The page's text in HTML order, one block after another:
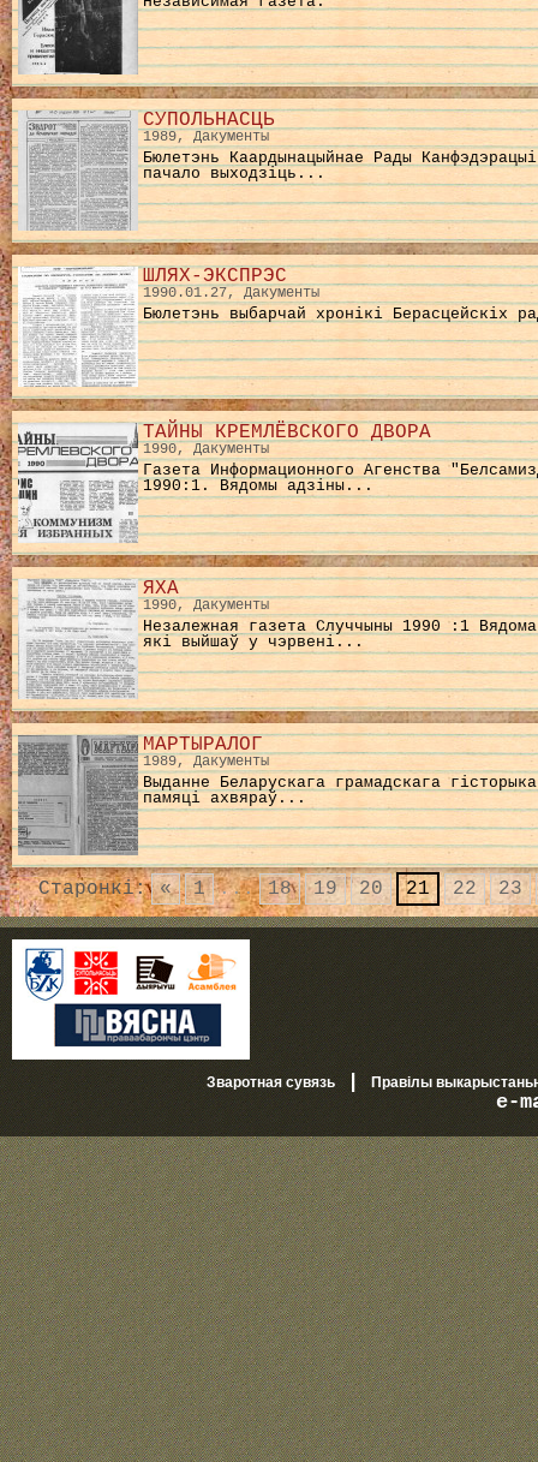
СУПОЛЬНАСЦЬ
1989, Дакументы
Бюлетэнь Каардынацыйнае Рады
пачало выходзiць...
ШЛЯХ-ЭКСПРЭС
1990.01.27, Дакументы
Бюлетэнь выбарчай хронікі Берасцейскіх
ТАЙНЫ КРЕМЛЁВСКОГО ДВОРА
1990, Дакументы
Газета Информационного Агенства
1990:1. Вядомы адзiны...
ЯХА
1990, Дакументы
Незалежная газета Случчыны 1990 :1
якi выйшаў у чэрвенi...
МАРТЫРАЛОГ
1989, Дакументы
Выданне Беларускага грамадскага
памяцi ахвяраў...
Старонкі: « 1 ... 18 19 20 21 22 23
Зваротная сувязь| Правілы
e-